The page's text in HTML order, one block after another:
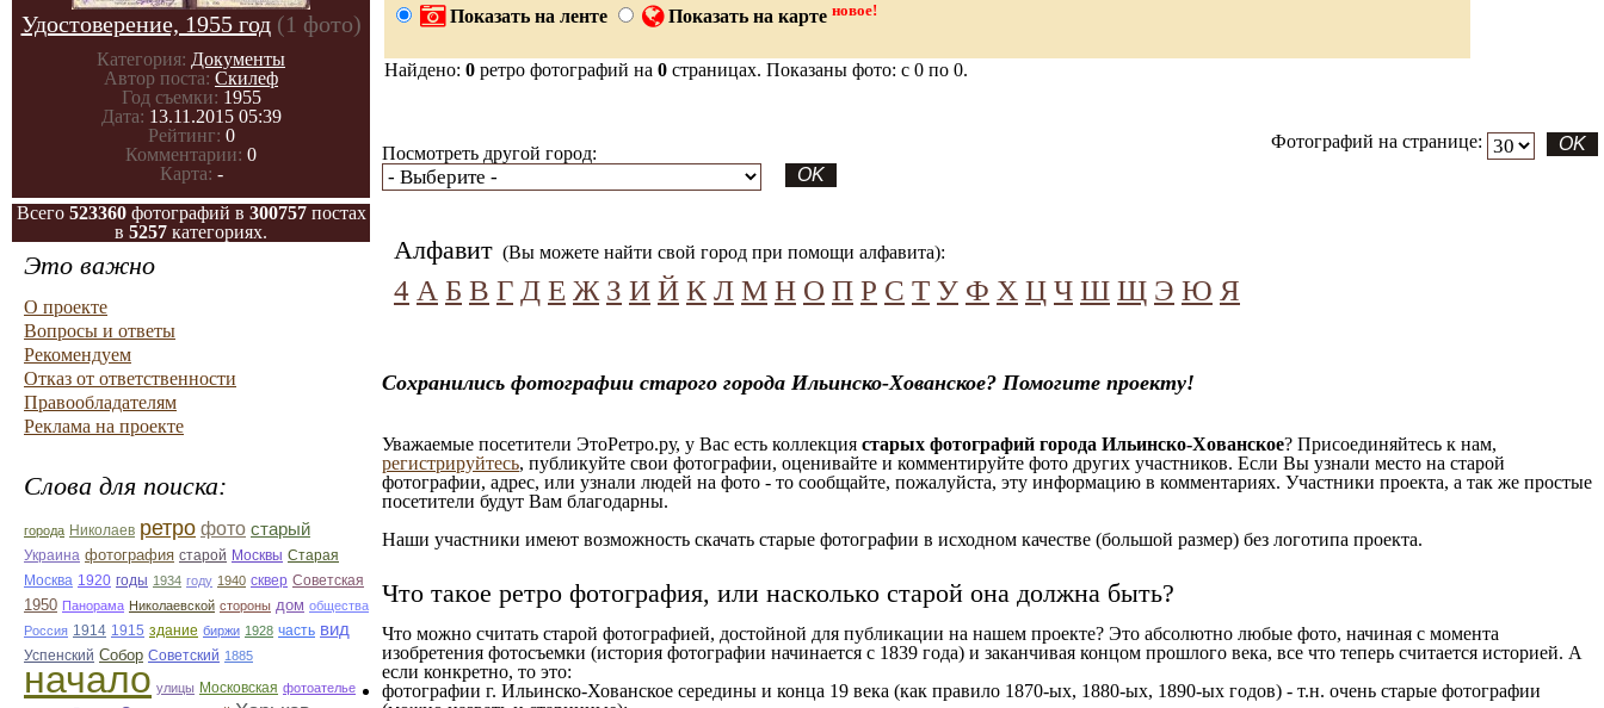
Удостоверение, 1955 год (1 фото)
Категория: Документы
Автор поста: Скилеф
Год съемки: 1955
Дата: 13.11.2015 05:39
Рейтинг: 0
Комментарии: 0
Карта: -
Всего 523360фотографий в 300757постах
в 5257 категориях.
Это важно
О проекте
Вопросы и ответы
Рекомендуем
Отказ от ответственности
Правообладателям
Реклама на проекте
Слова для поиска:
города Николаев ретро фото старый
Украина фотография старой Москвы Старая
Москва 1920 годы 1934 году 1940 сквер Советская
1950 Панорама Николаевской стороны дом общества
Россия 1914 1915 здание биржи 1928 часть вид
Успенский Собор Советский 1885
начало улицы Московская фотоателье
Показать на ленте
Показать на карте новое!
Найдено: 0 ретро фотографий на 0 страницах. Показаны фото: с 0 по 0.
Посмотреть другой город:
Фотографий на странице:
Алфавит (Вы можете найти свой город при помощи алфавита):
4 А Б В Г Д Е Ж З И Й К Л М Н О П Р С Т У Ф Х Ц Ч Ш Щ Э Ю Я
Сохранились фотографии старого города Ильинско-Хованское? Помогите проекту!
Уважаемые посетители ЭтоРетро.ру, у Вас есть коллекция старых фотографий города Ильинско-Хованское? Присоединяйтесь к нам,
регистрируйтесь, публикуйте свои фотографии, оценивайте и комментируйте фото других участников. Если Вы узнали место на старой
фотографии, адрес, или узнали людей на фото - то сообщайте, пожалуйста, эту информацию в комментариях. Участники проекта, а так же простые
посетители будут Вам благодарны.
Наши участники имеют возможность скачать старые фотографии в исходном качестве (большой размер) без логотипа проекта.
Что такое ретро фотография, или насколько старой она должна быть?
Что можно считать старой фотографией, достойной для публикации на нашем проекте? Это абсолютно любые фото, начиная c момента
изобретения фотосъемки (история фотографии начинается с 1839 года) и заканчивая концом прошлого века, все что теперь считается историей. А
если конкретно, то это:
фотографии г. Ильинско-Хованское середины и конца 19 века (как правило 1870-ых, 1880-ых, 1890-ых годов) - т.н. очень старые фотографии